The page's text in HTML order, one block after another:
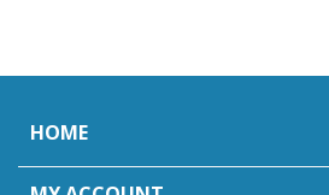
HOME